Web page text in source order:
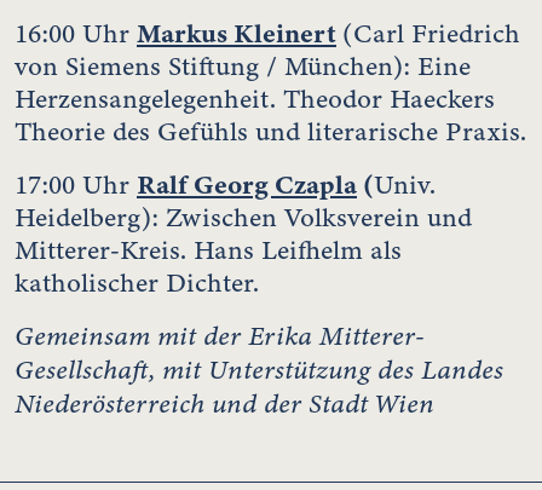
16:00 Uhr Markus Kleinert (Carl Friedrich
von Siemens Stiftung / München): Eine
Herzensangelegenheit. Theodor Haeckers
Theorie des Gefühls und literarische Praxis.
17:00 Uhr Ralf Georg Czapla(Univ.
Heidelberg): Zwischen Volksverein und
Mitterer-Kreis. Hans Leifhelm als
katholischer Dichter.
Gemeinsam mit der Erika Mitterer-
Gesellschaft, mit Unterstützung des Landes
Niederösterreich und der Stadt Wien